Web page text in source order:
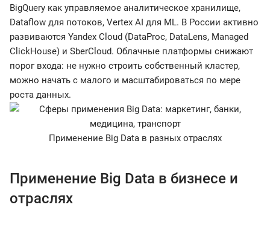
BigQuery как управляемое аналитическое хранилище,
Dataflow для потоков, Vertex AI для ML. В России активно
развиваются Yandex Cloud (DataProc, DataLens, Managed
ClickHouse) и SberCloud. Облачные платформы снижают
порог входа: не нужно строить собственный кластер,
можно начать с малого и масштабироваться по мере
роста данных.
Применение Big Data в разных отраслях
Применение Big Data в бизнесе и
отраслях